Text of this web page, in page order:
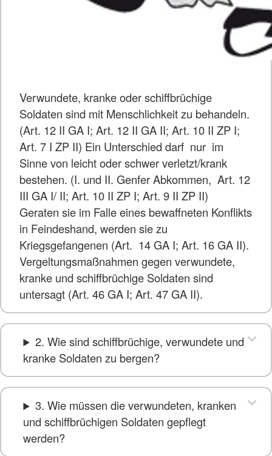
Verwundete, kranke oder schiffbrüchige
Soldaten sind mit Menschlichkeit zu behandeln.
(Art. 12 II GA I; Art. 12 II GA II; Art. 10 II ZP I;
Art. 7 I ZP II) Ein Unterschied darf nur im
Sinne von leicht oder schwer verletzt/krank
bestehen. (I. und II. Genfer Abkommen, Art. 12
III GA I/ II; Art. 10 II ZP I; Art. 9 II ZP II)
Geraten sie im Falle eines bewaffneten Konflikts
in Feindeshand, werden sie zu
Kriegsgefangenen (Art. 14 GA I; Art. 16 GA II).
Vergeltungsmaßnahmen gegen verwundete,
kranke und schiffbrüchige Soldaten sind
untersagt (Art. 46 GA I; Art. 47 GA II).
2. Wie sind schiffbrüchige, verwundete und
kranke Soldaten zu bergen?
3. Wie müssen die verwundeten, kranken
und schiffbrüchigen Soldaten gepflegt
werden?